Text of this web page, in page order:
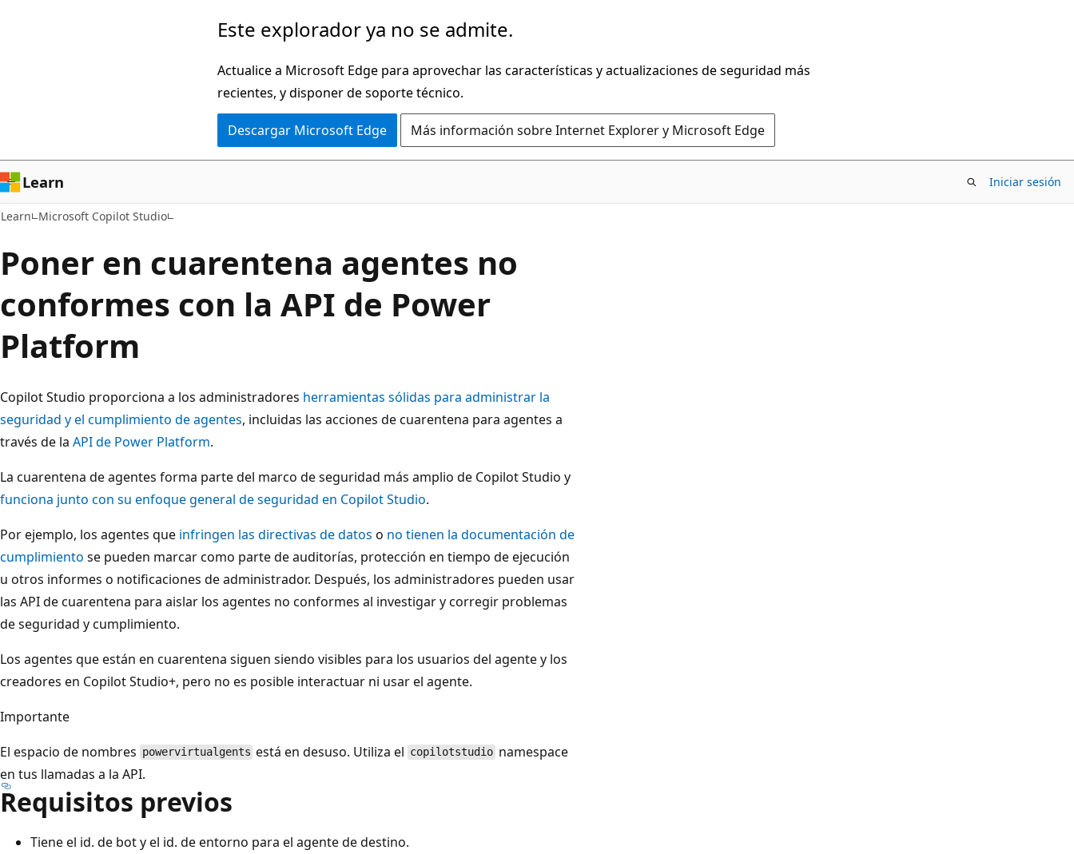
Este explorador ya no se admite.
Actualice a Microsoft Edge para aprovechar las características y actualizaciones de seguridad más
recientes, y disponer de soporte técnico.
Descargar Microsoft Edge Más información sobre Internet Explorer y Microsoft Edge
Learn Iniciar sesión
Learn Microsoft Copilot Studio
Poner en cuarentena agentes no
conformes con la API de Power
Platform
Copilot Studio proporciona a los administradores herramientas sólidas para administrar la
seguridad y el cumplimiento de agentes, incluidas las acciones de cuarentena para agentes a
través de la API de Power Platform.
La cuarentena de agentes forma parte del marco de seguridad más amplio de Copilot Studio y
funciona junto con su enfoque general de seguridad en Copilot Studio.
Por ejemplo, los agentes que infringen las directivas de datos o no tienen la documentación de
cumplimiento se pueden marcar como parte de auditorías, protección en tiempo de ejecución
u otros informes o notificaciones de administrador. Después, los administradores pueden usar
las API de cuarentena para aislar los agentes no conformes al investigar y corregir problemas
de seguridad y cumplimiento.
Los agentes que están en cuarentena siguen siendo visibles para los usuarios del agente y los
creadores en Copilot Studio+, pero no es posible interactuar ni usar el agente.
Importante
El espacio de nombres powervirtualgents está en desuso. Utiliza el copilotstudio namespace
en tus llamadas a la API.
Requisitos previos
Tiene el id. de bot y el id. de entorno para el agente de destino.